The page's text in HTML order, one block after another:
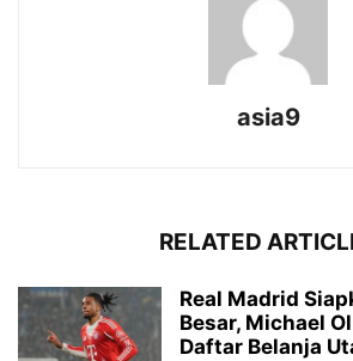
asia9
RELATED
Real Madrid
Besar, Michael
Daftar Belanja